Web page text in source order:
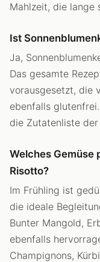
Mahlzeit, die lange
Ist
Ja,
Das gesamte
vorausgesetzt, die
ebenfalls
die Zutatenliste
Welches Gemüse
Risotto?
Im Frühling ist
die ideale
Bunter Mangold,
ebenfalls
Champignons,